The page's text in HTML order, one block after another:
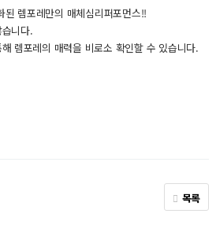
된 렘포레만의 매체심리퍼포먼스!!
니다.
렘포레의 매력을 비로소 확인할 수 있습니다.
목록